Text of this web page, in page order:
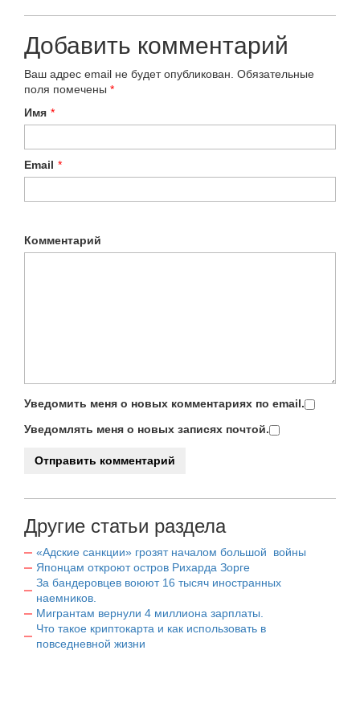
Добавить комментарий
Ваш адрес email не будет опубликован. Обязательные
поля помечены *
Имя *
Email *
Комментарий
Уведомить меня о новых комментариях по email.
Уведомлять меня о новых записях почтой.
Другие статьи раздела
«Адские санкции» грозят началом большой войны
Японцам откроют остров Рихарда Зорге
За бандеровцев воюют 16 тысяч иностранных
наемников.
Мигрантам вернули 4 миллиона зарплаты.
Что такое криптокарта и как использовать в
повседневной жизни